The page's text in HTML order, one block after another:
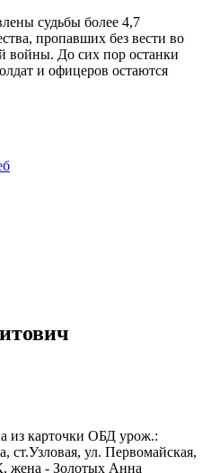
судьбы более 4,7
, пропавших без вести во
войны. До сих пор останки
и офицеров остаются
из карточки ОБД урож.:
ст.Узловая, ул. Первомайская,
жена - Золотых Анна